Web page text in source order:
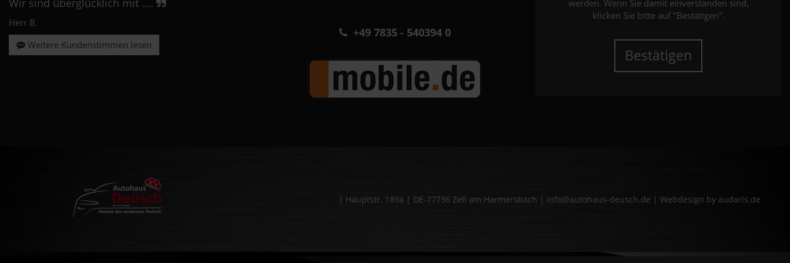
Wir sind überglücklich mit ....
Herr B.
Weitere Kundenstimmen lesen
+49 7835 - 540394 0
werden. Wenn Sie damit einverstanden sind,
klicken Sie bitte auf "Bestätigen".
Bestätigen
| Hauptstr. 189a | DE-77736 Zell am Harmersbach | info@autohaus-deusch.de | Webdesign by audaris.de